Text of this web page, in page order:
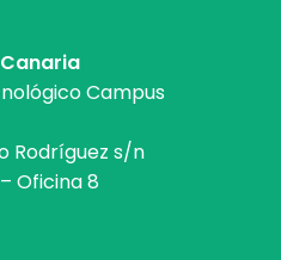
Campus
Rodríguez s/n
Oficina 8